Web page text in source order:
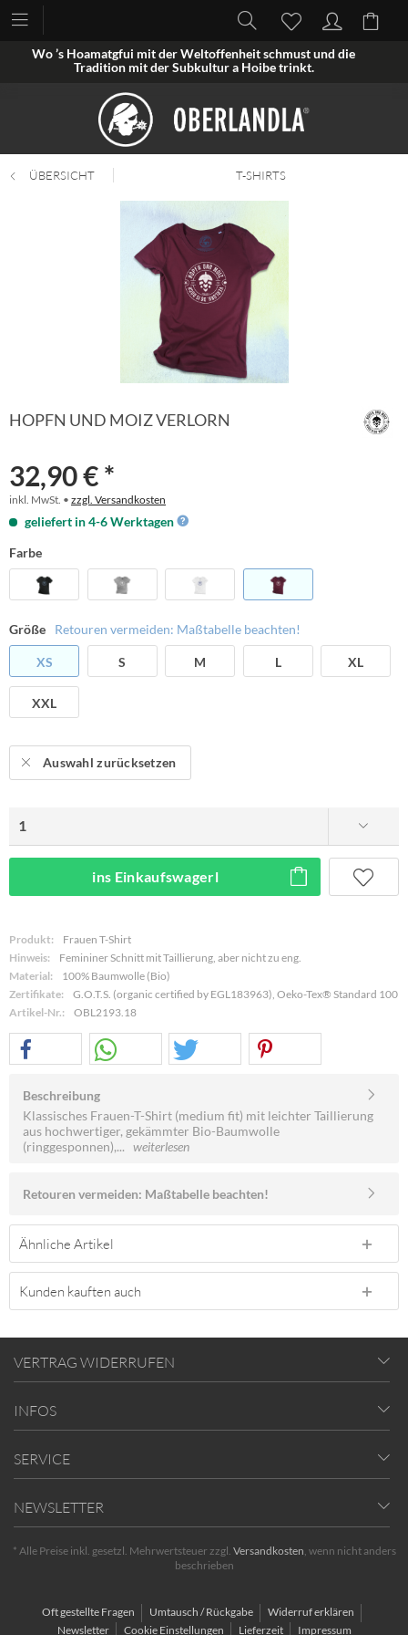
Wo ’s Hoamatgfui mit der Weltoffenheit schmust und die
Tradition mit der Subkultur a Hoibe trinkt.
ÜBERSICHT T-SHIRTS
HOPFN UND MOIZ VERLORN
32,90 € *
inkl. MwSt. • zzgl. Versandkosten
geliefert in 4-6 Werktagen
Farbe
Größe Retouren vermeiden: Maßtabelle beachten!
XS S M L XL
XXL
Auswahl zurücksetzen
ins Einkaufswagerl
Produkt:
Frauen T-Shirt
Hinweis:
Femininer Schnitt mit Taillierung, aber nicht zu eng.
Material:
100% Baumwolle (Bio)
Zertifikate:
G.O.T.S. (organic certified by EGL183963), Oeko-Tex® Standard 100
Artikel-Nr.:
OBL2193.18
Beschreibung
Klassisches Frauen-T-Shirt (medium fit) mit leichter Taillierung
aus hochwertiger, gekämmter Bio-Baumwolle
(ringgesponnen),... weiterlesen
Retouren vermeiden: Maßtabelle beachten!
Ähnliche Artikel
Kunden kauften auch
VERTRAG WIDERRUFEN
INFOS
SERVICE
NEWSLETTER
* Alle Preise inkl. gesetzl. Mehrwertsteuer zzgl. Versandkosten, wenn nicht anders
beschrieben
Oft gestellte Fragen Umtausch / Rückgabe
Widerruf erklären
Newsletter
Cookie Einstellungen Lieferzeit Impressum